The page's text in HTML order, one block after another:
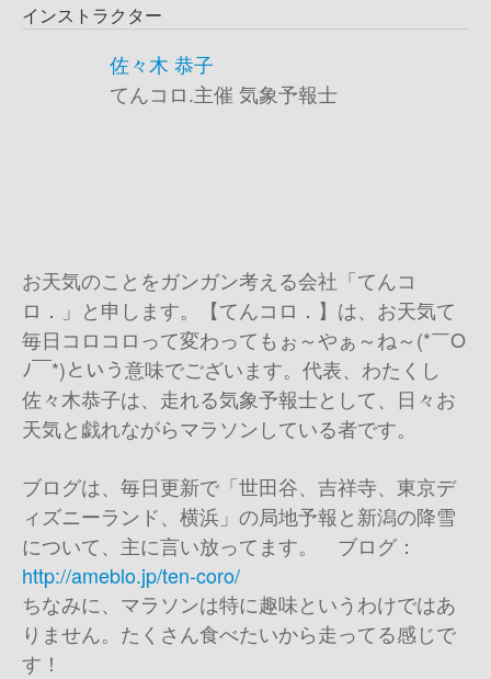
インストラクター
佐々木 恭子
てんコロ.主催 気象予報士
お天気のことをガンガン考える会社「てんコ
ロ．」と申します。【てんコロ．】は、お天気て
毎日コロコロって変わってもぉ～やぁ～ね～(*￣O
ﾉ￣*)という意味でございます。代表、わたくし
佐々木恭子は、走れる気象予報士として、日々お
天気と戯れながらマラソンしている者です。
ブログは、毎日更新で「世田谷、吉祥寺、東京デ
ィズニーランド、横浜」の局地予報と新潟の降雪
について、主に言い放ってます。 ブログ：
http://ameblo.jp/ten-coro/
ちなみに、マラソンは特に趣味というわけではあ
りません。たくさん食べたいから走ってる感じで
す！